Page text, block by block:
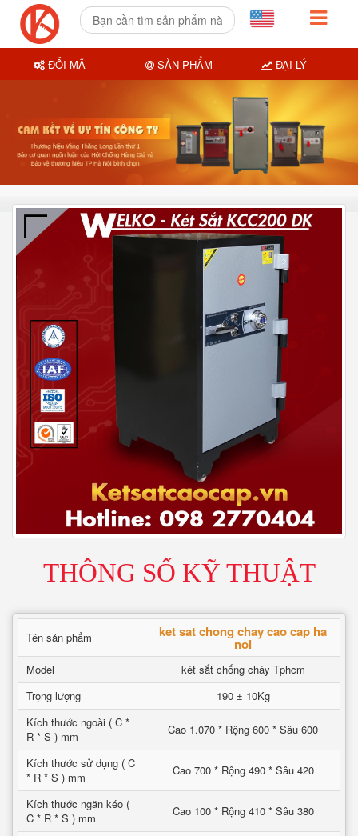
THÔNG SỐ KỸ THUẬT
Tên sản phẩm ket sat chong chay cao cap ha
noi
Model
két sắt chống cháy Tphcm
Trọng lượng
190 ± 10Kg
Kích thước ngoài ( C *
R * S ) mm
Cao 1.070 * Rộng 600 * Sâu 600
Kích thước sử dụng ( C
* R * S ) mm
Cao 700 * Rộng 490 * Sâu 420
Kích thước ngăn kéo (
C * R * S ) mm
Cao 100 * Rộng 410 * Sâu 380
ĐỔI MÃ SẢN PHẨM ĐẠI LÝ